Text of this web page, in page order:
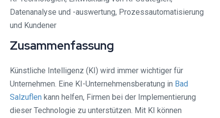
Datenanalyse und -auswertung, Prozessautomatisierung
und Kundener
Zusammenfassung
Künstliche Intelligenz (KI) wird immer wichtiger für
Unternehmen. Eine KI-Unternehmensberatung in Bad
Salzuflen kann helfen, Firmen bei der Implementierung
dieser Technologie zu unterstützen. Mit KI können